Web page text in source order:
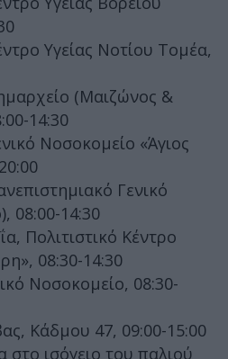
Υγείας Νοτίου Τομέα,
(Μαιζώνος &
14:30
Νοσοκομείο «Άγιος
Γενικό
08:00-14:30
Πολιτιστικό Κέντρο
08:30-14:30
Νοσοκομείο, 08:30-
Κάδμου 47, 09:00-15:00
στο ισόγειο του παλιού